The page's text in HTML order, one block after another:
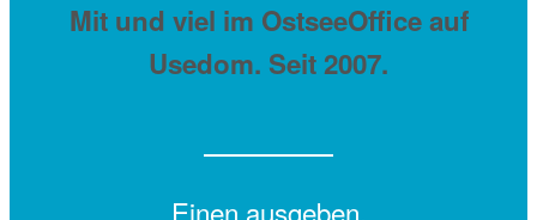
Mit und viel im OstseeOffice auf
Usedom. Seit 2007.
Einen ausgeben.